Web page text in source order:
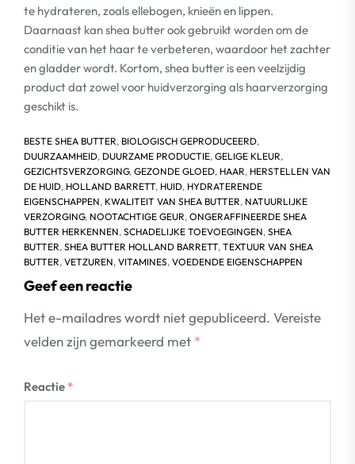
te hydrateren, zoals ellebogen, knieën en lippen.
Daarnaast kan shea butter ook gebruikt worden om de
conditie van het haar te verbeteren, waardoor het zachter
en gladder wordt. Kortom, shea butter is een veelzijdig
product dat zowel voor huidverzorging als haarverzorging
geschikt is.
BESTE SHEA BUTTER, BIOLOGISCH GEPRODUCEERD,
DUURZAAMHEID, DUURZAME PRODUCTIE, GELIGE KLEUR,
GEZICHTSVERZORGING, GEZONDE GLOED, HAAR, HERSTELLEN VAN
DE HUID, HOLLAND BARRETT, HUID, HYDRATERENDE
EIGENSCHAPPEN, KWALITEIT VAN SHEA BUTTER, NATUURLIJKE
VERZORGING, NOOTACHTIGE GEUR, ONGERAFFINEERDE SHEA
BUTTER HERKENNEN, SCHADELIJKE TOEVOEGINGEN, SHEA
BUTTER, SHEA BUTTER HOLLAND BARRETT, TEXTUUR VAN SHEA
BUTTER, VETZUREN, VITAMINES, VOEDENDE EIGENSCHAPPEN
Geef een reactie
Het e-mailadres wordt niet gepubliceerd. Vereiste
velden zijn gemarkeerd met *
Reactie *